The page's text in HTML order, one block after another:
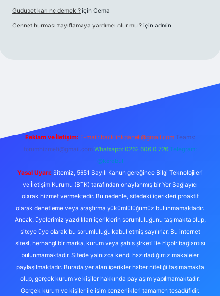
Gudubet karı ne demek ? için Cemal
Cennet hurması zayıflamaya yardımcı olur mu ? için admin
Reklam ve İletişim: E-mail: backlinkpaneli@gmail.com Teams:
forumhizmeti@gmail.com Whatsapp: 0262 606 0 726 Telegram:
@karabul
Yasal Uyarı: Sitemiz, 5651 Sayılı Kanun gereğince Bilgi Teknolojileri
ve İletişim Kurumu (BTK) tarafından onaylanmış bir Yer Sağlayıcı
olarak hizmet vermektedir. Bu nedenle, sitedeki içerikleri proaktif
olarak denetleme veya araştırma yükümlülüğümüz bulunmamaktadır.
Ancak, üyelerimiz yazdıkları içeriklerin sorumluluğunu taşımakta olup,
siteye üye olarak bu sorumluluğu kabul etmiş sayılırlar. Bu internet
sitesi, herhangi bir marka, kurum veya şahıs şirketi ile hiçbir bağlantısı
bulunmamaktadır. Sitede yalnızca kendi hazırladığımız makaleler
paylaşılmaktadır. Burada yer alan içerikler haber niteliği taşımamakta
olup, gerçek kurum ve kişiler hakkında paylaşım yapılmamaktadır.
Gerçek kurum ve kişiler ile isim benzerlikleri tamamen tesadüfidir.